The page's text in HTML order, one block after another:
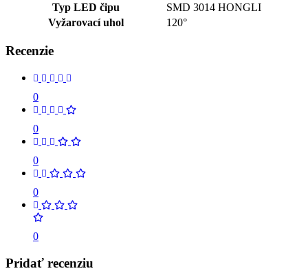
Typ LED čipu
SMD 3014 HONGLI
Vyžarovací uhol
120°
Recenzie
0
0
0
0
0
Pridať recenziu